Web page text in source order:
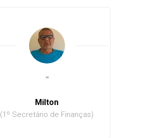
Milton
(1º Secretário de Finanças)